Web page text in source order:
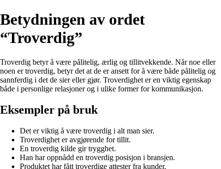
Betydningen av ordet
“Troverdig”
Troverdig betyr å være pålitelig, ærlig og tillitvekkende. Når noe eller
noen er troverdig, betyr det at de er ansett for å være både pålitelig og
sannferdig i det de sier eller gjør. Troverdighet er en viktig egenskap
både i personlige relasjoner og i ulike former for kommunikasjon.
Eksempler på bruk
Det er viktig å være troverdig i alt man sier.
Troverdighet er avgjørende for tillit.
En troverdig kilde gir trygghet.
Han har oppnådd en troverdig posisjon i bransjen.
Produktet har fått troverdige attester fra kunder.